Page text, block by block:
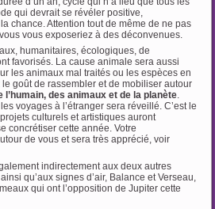
qui devrait se révéler positive,
chance. Attention tout de même de ne pas
vous exposeriez à des déconvenues.
humanitaires, écologiques, de
favorisés. La cause animale sera aussi
les animaux mal traités ou les espèces en
le goût de rassembler et de mobiliser autour
l’humain, des animaux et de la planète.
voyages à l’étranger sera réveillé. C’est le
culturels et artistiques auront
concrétiser cette année. Votre
de vous et sera très apprécié, voir
indirectement aux deux autres
qu’aux signes d’air, Balance et Verseau,
qui ont l’opposition de Jupiter cette